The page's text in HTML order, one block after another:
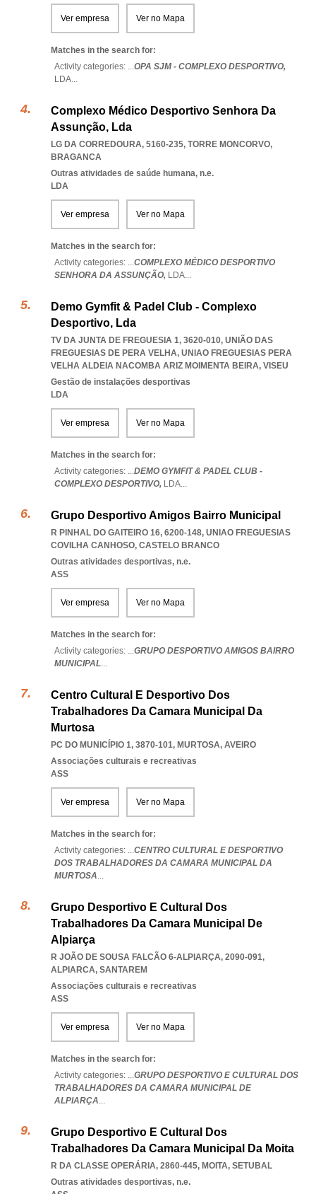
Ver empresa Ver no Mapa
Matches in the search for:
Activity categories: ...OPA SJM - COMPLEXO DESPORTIVO,
LDA...
Complexo Médico Desportivo Senhora Da
Assunção, Lda
LG DA CORREDOURA, 5160-235, TORRE MONCORVO,
BRAGANCA
Outras atividades de saúde humana, n.e.
LDA
Ver empresa Ver no Mapa
Matches in the search for:
Activity categories: ...COMPLEXO MÉDICO DESPORTIVO
SENHORA DA ASSUNÇÃO, LDA...
Demo Gymfit & Padel Club - Complexo
Desportivo, Lda
TV DA JUNTA DE FREGUESIA 1, 3620-010, UNIÃO DAS
FREGUESIAS DE PERA VELHA, UNIAO FREGUESIAS PERA
VELHA ALDEIA NACOMBA ARIZ MOIMENTA BEIRA, VISEU
Gestão de instalações desportivas
LDA
Ver empresa Ver no Mapa
Matches in the search for:
Activity categories: ...DEMO GYMFIT & PADEL CLUB -
COMPLEXO DESPORTIVO, LDA...
Grupo Desportivo Amigos Bairro Municipal
R PINHAL DO GAITEIRO 16, 6200-148, UNIAO FREGUESIAS
COVILHA CANHOSO, CASTELO BRANCO
Outras atividades desportivas, n.e.
ASS
Ver empresa Ver no Mapa
Matches in the search for:
Activity categories: ...GRUPO DESPORTIVO AMIGOS BAIRRO
MUNICIPAL...
Centro Cultural E Desportivo Dos
Trabalhadores Da Camara Municipal Da
Murtosa
PC DO MUNICÍPIO 1, 3870-101, MURTOSA, AVEIRO
Associações culturais e recreativas
ASS
Ver empresa Ver no Mapa
Matches in the search for:
Activity categories: ...CENTRO CULTURAL E DESPORTIVO
DOS TRABALHADORES DA CAMARA MUNICIPAL DA
MURTOSA...
Grupo Desportivo E Cultural Dos
Trabalhadores Da Camara Municipal De
Alpiarça
R JOÃO DE SOUSA FALCÃO 6-ALPIARÇA, 2090-091,
ALPIARCA, SANTAREM
Associações culturais e recreativas
ASS
Ver empresa Ver no Mapa
Matches in the search for:
Activity categories: ...GRUPO DESPORTIVO E CULTURAL DOS
TRABALHADORES DA CAMARA MUNICIPAL DE
ALPIARÇA...
Grupo Desportivo E Cultural Dos
Trabalhadores Da Camara Municipal Da Moita
R DA CLASSE OPERÁRIA, 2860-445, MOITA, SETUBAL
Outras atividades desportivas, n.e.